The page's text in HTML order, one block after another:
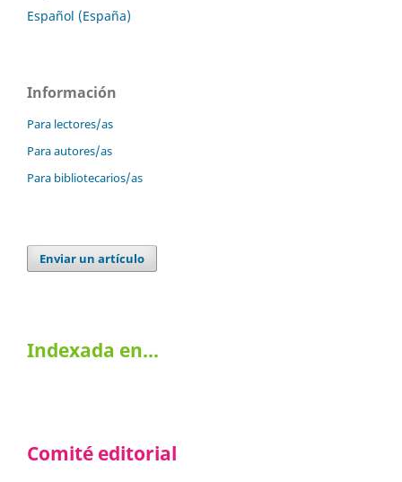
Español (España)
Información
Para lectores/as
Para autores/as
Para bibliotecarios/as
Enviar un artículo
Indexada en…
Comité editorial